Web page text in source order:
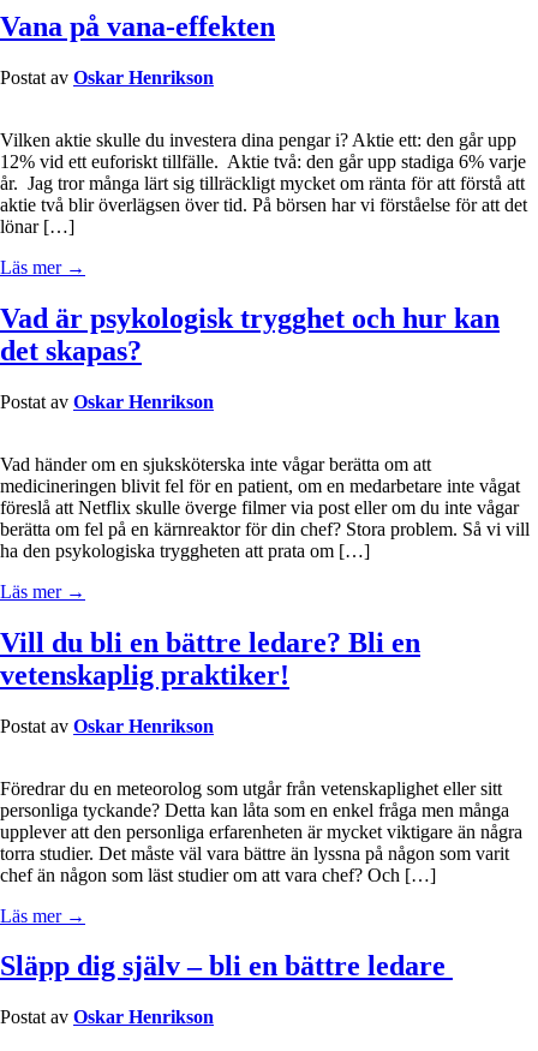
Vana på vana-effekten
Postat av Oskar Henrikson
Vilken aktie skulle du investera dina pengar i? Aktie ett: den går upp
12% vid ett euforiskt tillfälle. Aktie två: den går upp stadiga 6% varje
år. Jag tror många lärt sig tillräckligt mycket om ränta för att förstå att
aktie två blir överlägsen över tid. På börsen har vi förståelse för att det
lönar […]
Läs mer →
Vad är psykologisk trygghet och hur kan
det skapas?
Postat av Oskar Henrikson
Vad händer om en sjuksköterska inte vågar berätta om att
medicineringen blivit fel för en patient, om en medarbetare inte vågat
föreslå att Netflix skulle överge filmer via post eller om du inte vågar
berätta om fel på en kärnreaktor för din chef? Stora problem. Så vi vill
ha den psykologiska tryggheten att prata om […]
Läs mer →
Vill du bli en bättre ledare? Bli en
vetenskaplig praktiker!
Postat av Oskar Henrikson
Föredrar du en meteorolog som utgår från vetenskaplighet eller sitt
personliga tyckande? Detta kan låta som en enkel fråga men många
upplever att den personliga erfarenheten är mycket viktigare än några
torra studier. Det måste väl vara bättre än lyssna på någon som varit
chef än någon som läst studier om att vara chef? Och […]
Läs mer →
Släpp dig själv – bli en bättre ledare
Postat av Oskar Henrikson